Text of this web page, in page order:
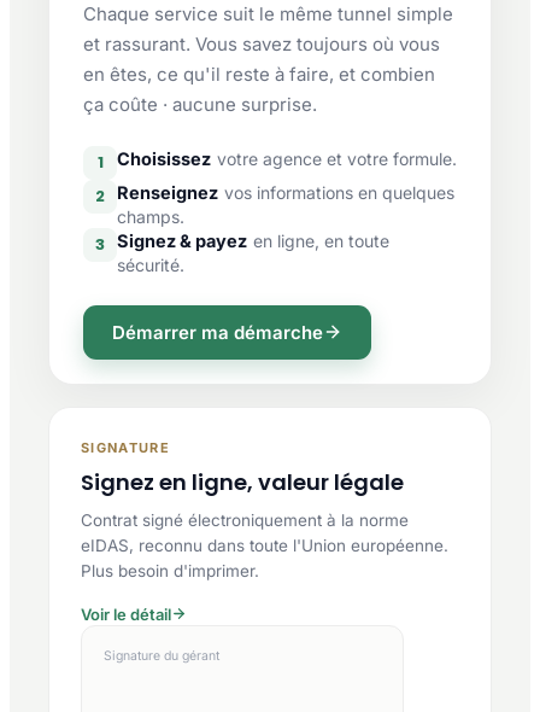
Chaque service suit le même tunnel simple
et rassurant. Vous savez toujours où vous
en êtes, ce qu'il reste à faire, et combien
ça coûte · aucune surprise.
1 Choisissez votre agence et votre formule.
2 Renseignez vos informations en quelques
champs.
3 Signez & payez en ligne, en toute
sécurité.
Démarrer ma démarche
SIGNATURE
Signez en ligne, valeur légale
Contrat signé électroniquement à la norme
eIDAS, reconnu dans toute l'Union européenne.
Plus besoin d'imprimer.
Voir le détail
Signature du gérant